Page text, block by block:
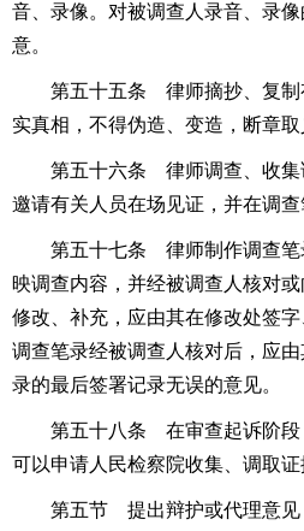
音、录像。对被调查人录音、录
意。
第五十五条 律师摘抄、复制
实真相，不得伪造、变造，断章取
第五十六条 律师调查、收集
邀请有关人员在场见证，并在调查
第五十七条 律师制作调查笔
映调查内容，并经被调查人核对
修改、补充，应由其在修改处签字
调查笔录经被调查人核对后，应
录的最后签署记录无误的意见。
第五十八条 在审查起诉阶段
可以申请人民检察院收集、调取证
第五节 提出辩护或代理意见